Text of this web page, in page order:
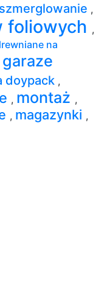
szmerglowanie ,
foliowych ,
na
garaze
doypack ,
, montaż ,
, magazynki ,